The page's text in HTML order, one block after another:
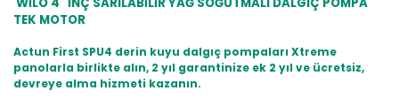
TEK MOTOR
Actun First SPU4 derin kuyu dalgıç pompaları Xtreme
panolarla birlikte alın, 2 yıl garantinize ek 2 yıl ve ücretsiz,
devreye alma hizmeti kazanın.